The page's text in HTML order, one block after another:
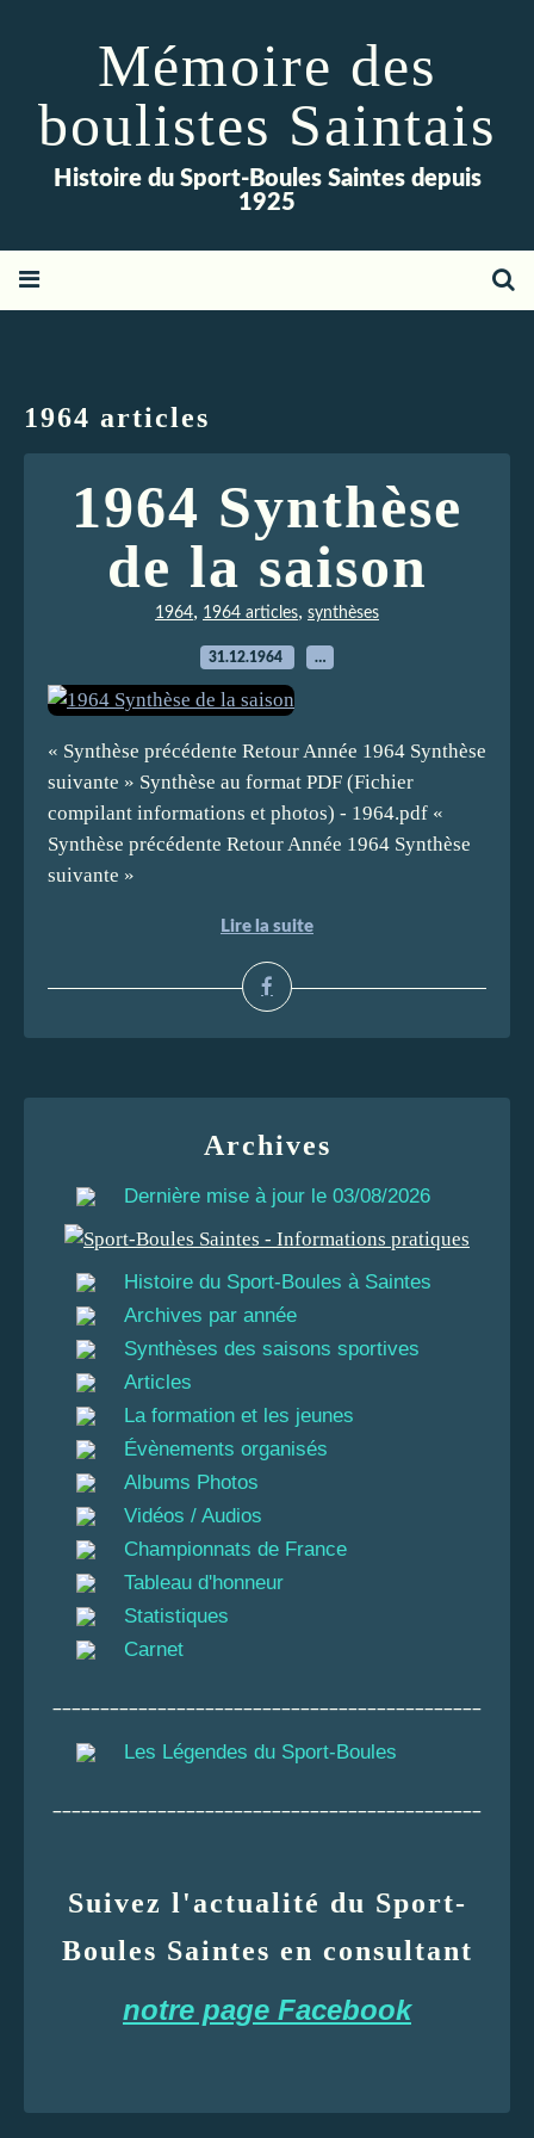
Mémoire des
boulistes Saintais
Histoire du Sport-Boules Saintes depuis
1925
1964 articles
1964 Synthèse
de la saison
1964, 1964 articles, synthèses
31.12.1964 …
« Synthèse précédente Retour Année 1964 Synthèse
suivante » Synthèse au format PDF (Fichier
compilant informations et photos) - 1964.pdf «
Synthèse précédente Retour Année 1964 Synthèse
suivante »
Lire la suite
Archives
Dernière mise à jour le 03/08/2026
Histoire du Sport-Boules à Saintes
Archives par année
Synthèses des saisons sportives
Articles
La formation et les jeunes
Évènements organisés
Albums Photos
Vidéos / Audios
Championnats de France
Tableau d'honneur
Statistiques
Carnet
Les Légendes du Sport-Boules
Suivez l'actualité du Sport-
Boules Saintes en consultant
notre page Facebook